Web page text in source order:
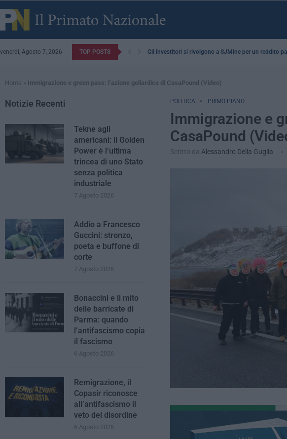
venerdì, Agosto 7, 2026 TOP POSTS Gli investitori si rivolgono a SJMine per un reddito
Home » Immigrazione e green pass: l’azione goliardica di CasaPound (Video)
POLITICA PRIMO PIANO
Immigrazione e
CasaPound
Scritto da Alessandro Della Guglia
Notizie Recenti
Tekne agli
americani: il Golden
Power è l’ultima
trincea di uno Stato
senza politica
industriale
7 Agosto 2026
Addio a Francesco
Guccini: stronzo,
poeta e buffone di
corte
7 Agosto 2026
Bonaccini e il mito
delle barricate di
Parma: quando
l’antifascismo copia
il fascismo
6 Agosto 2026
Remigrazione, il
Copasir riconosce
all’antifascismo il
veto del disordine
6 Agosto 2026